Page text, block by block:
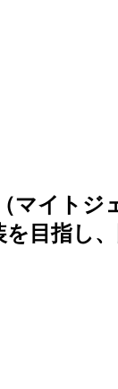
マイト
目指し